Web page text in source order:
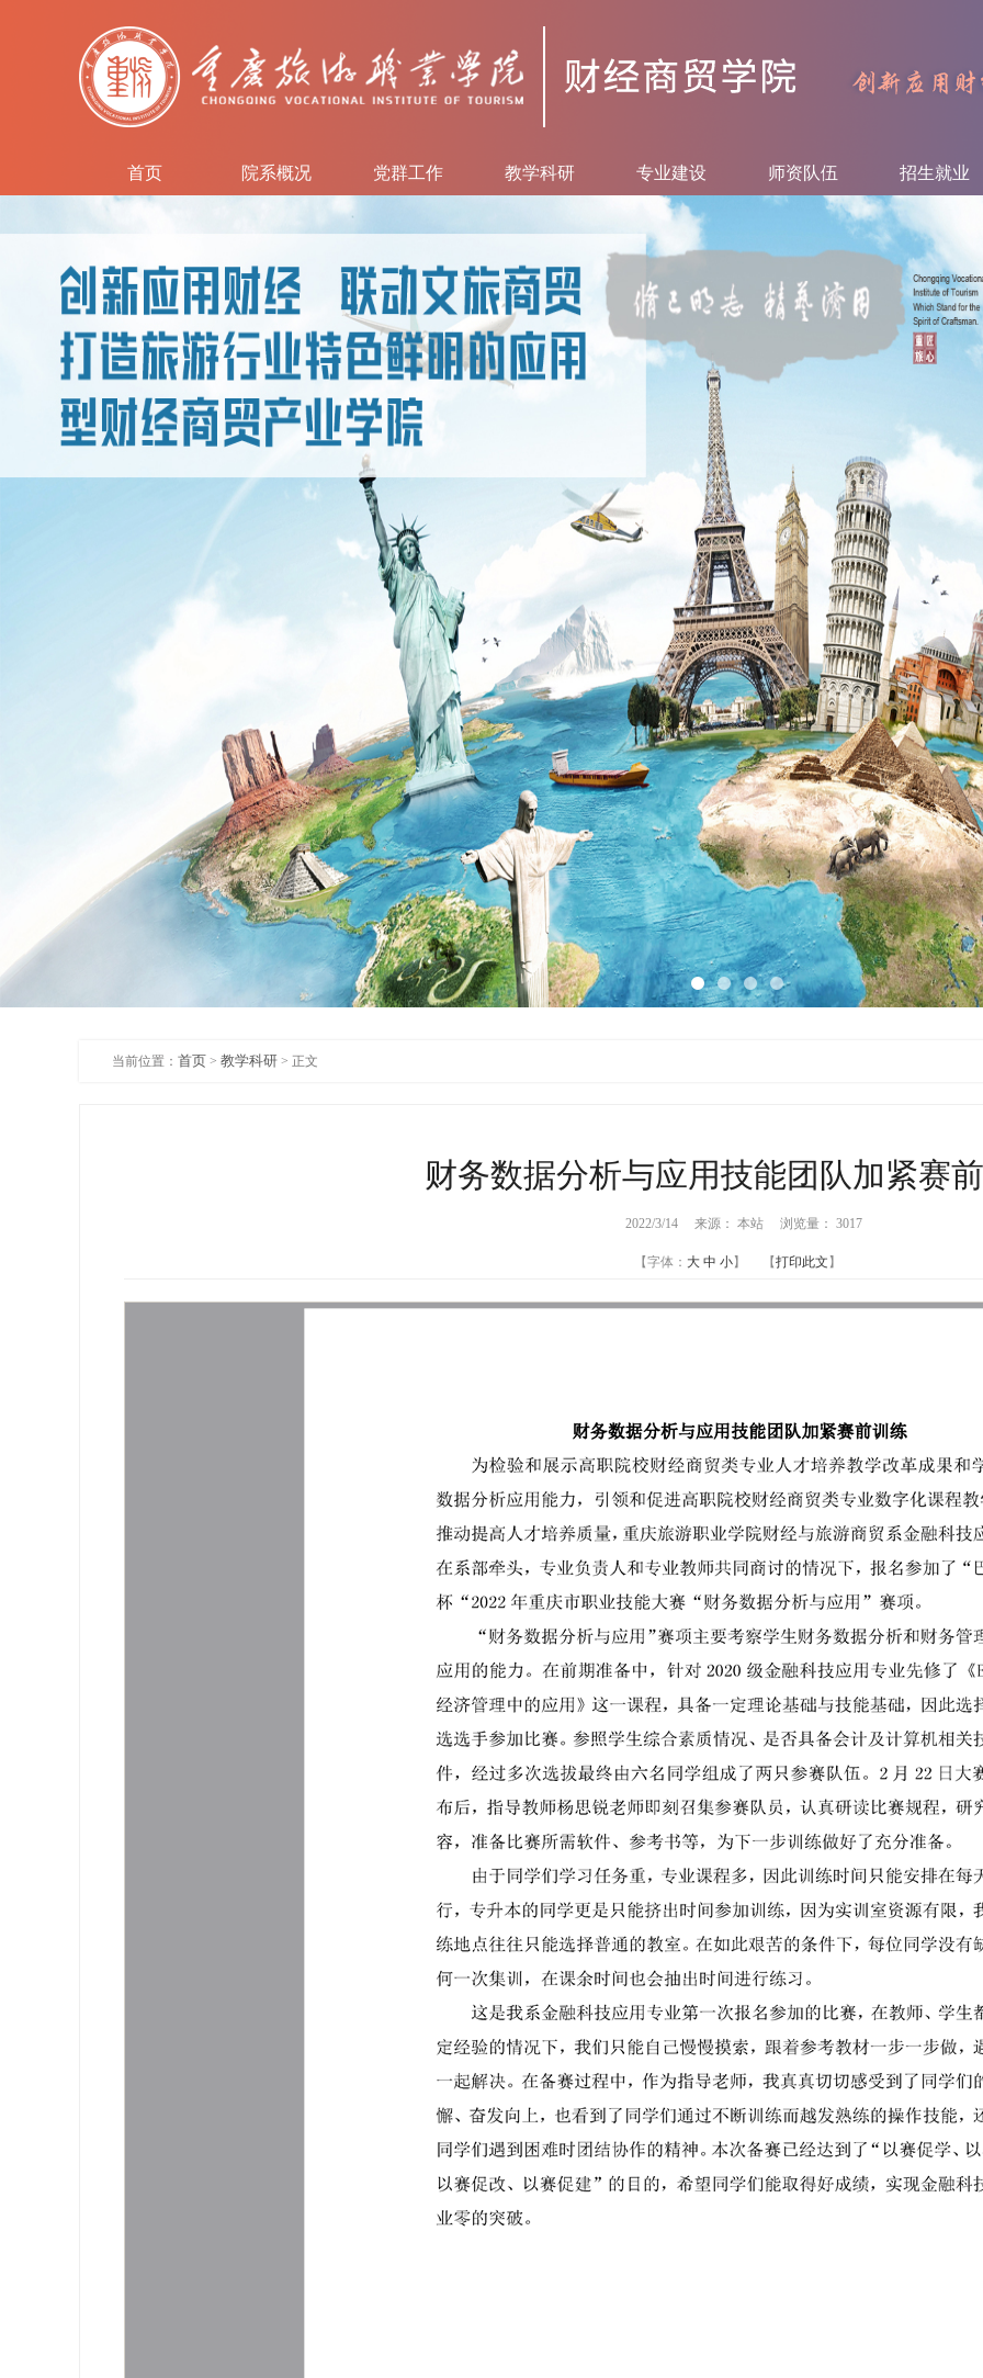
首页 院系概况 党群工作 教学科研 专业建设 师资队伍 招生就业
当前位置： 首页 > 教学科研 > 正文
财务数据分析与应用技能团队加紧赛
2022/3/14 来源： 本站 浏览量： 3017
【字体： 大 中 小】 【打印此文 】